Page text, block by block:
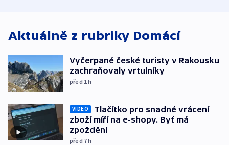
Aktuálně z rubriky Domácí
Vyčerpané české turisty v Rakousku
zachraňovaly vrtulníky
před 1h
VIDEO
Tlačítko pro snadné vrácení
zboží míří na e-shopy. Byť má
zpoždění
před 7h